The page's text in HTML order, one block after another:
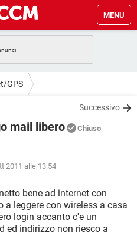
MENU
ANDROID
WHATSAPP
GAMING
GAMING
WINDOWS 10
WHATSAPP
FACEBOOK
WINDOWS 10
WHATSAPP
GAMING
ANDROID
WINDOWS 10
GPS
Successivo
mail libero Chiuso
2011 alle 13:54
bene ad internet con
a leggere con wireless a casa
login accanto c'e un
ed indirizzo non riesco a